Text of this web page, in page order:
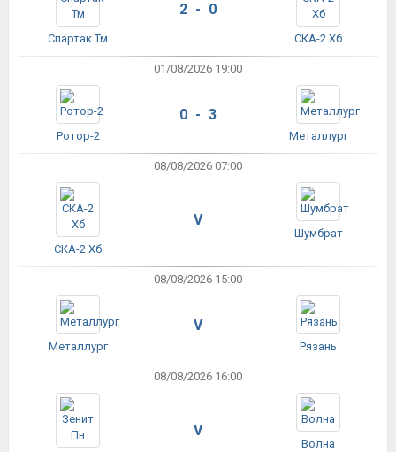
Спартак Тм
2 - 0
СКА-2 Хб
01/08/2026 19:00
Ротор-2
0 - 3
Металлург
08/08/2026 07:00
СКА-2 Хб
V
Шумбрат
08/08/2026 15:00
Металлург
V
Рязань
08/08/2026 16:00
V
Волна